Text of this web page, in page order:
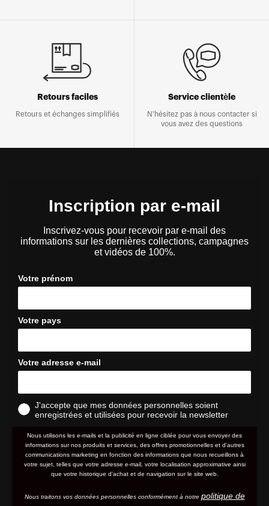
Retours faciles
Retours et échanges simplifiés
Service clientèle
N'hésitez pas à nous contacter si
vous avez des questions
Inscription par e-mail
Inscrivez-vous pour recevoir par e-mail des
informations sur les dernières collections, campagnes
et vidéos de 100%.
Votre prénom
Votre pays
Votre adresse e-mail
J'accepte que mes données personnelles soient
enregistrées et utilisées pour recevoir la newsletter
Nous utilisons les e-mails et la publicité en ligne ciblée pour vous envoyer des
informations sur nos produits et services, des offres promotionnelles et d'autres
communications marketing en fonction des informations que nous recueillons à
votre sujet, telles que votre adresse e-mail, votre localisation approximative ainsi
que votre historique d'achat et de navigation sur le site web.
Nous traitons vos données personnelles conformément à notre politique de